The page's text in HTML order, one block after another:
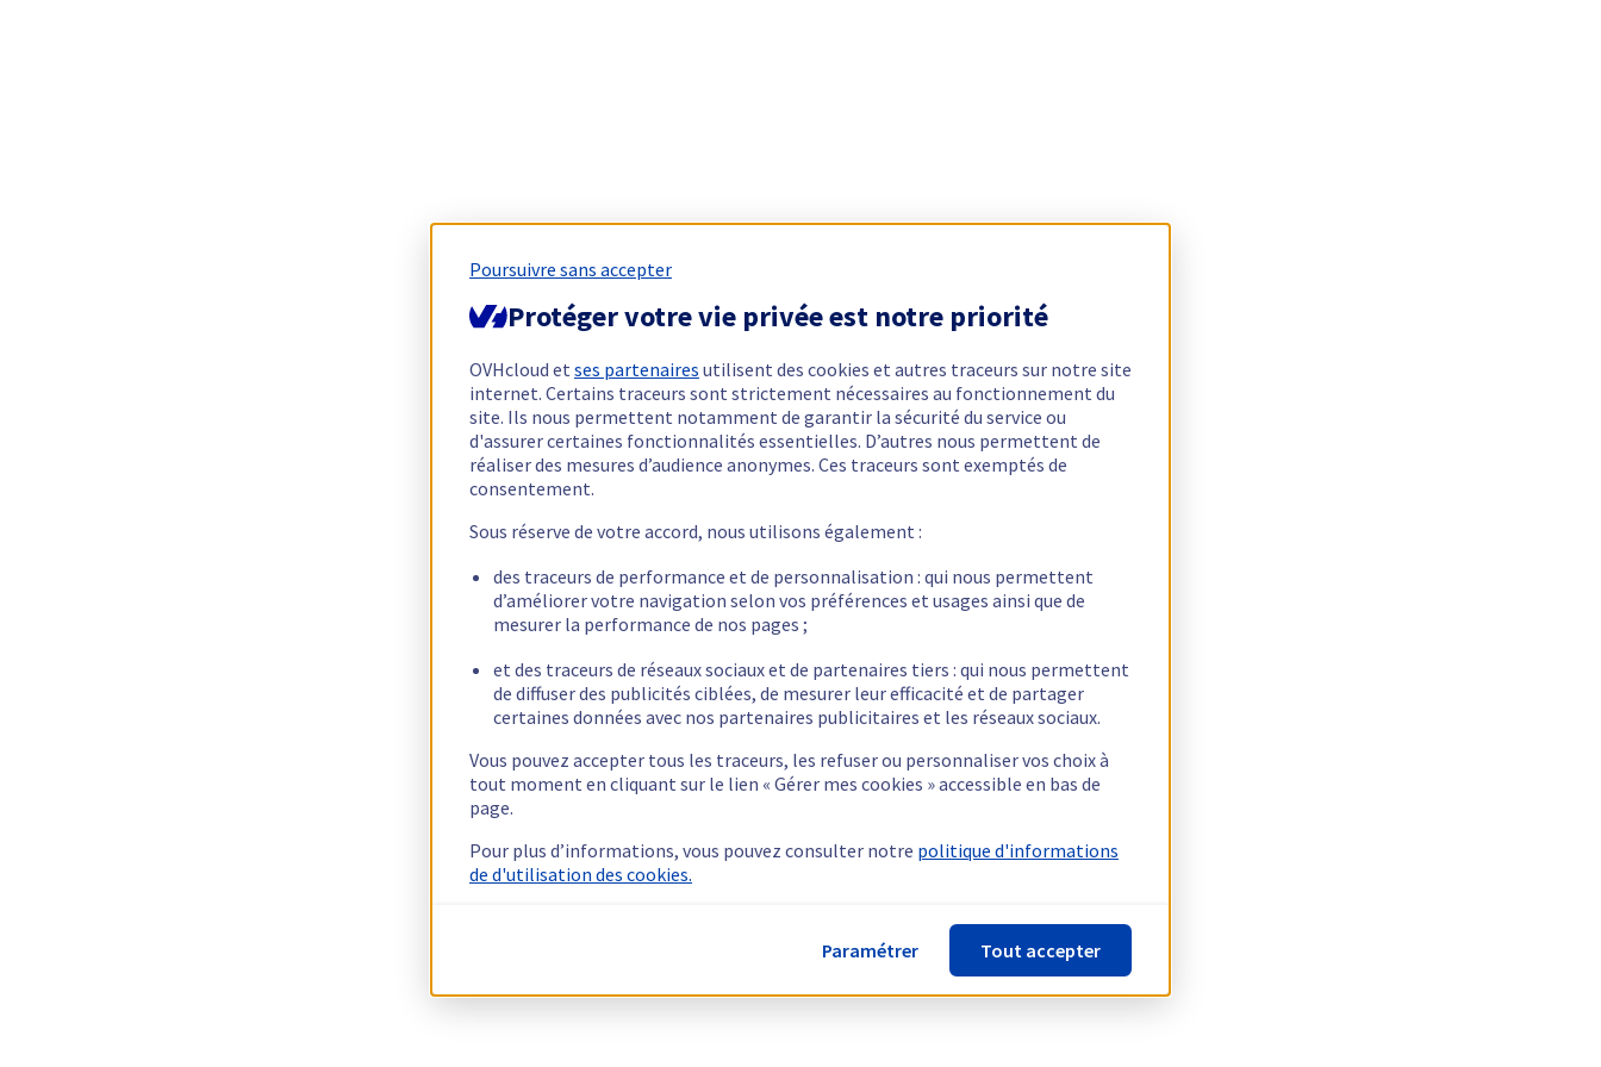
Poursuivre sans accepter
Protéger votre vie privée est notre priorité
OVHcloud et ses partenaires utilisent des cookies et autres traceurs sur notre site
internet. Certains traceurs sont strictement nécessaires au fonctionnement du
site. Ils nous permettent notamment de garantir la sécurité du service ou
d'assurer certaines fonctionnalités essentielles. D’autres nous permettent de
réaliser des mesures d’audience anonymes. Ces traceurs sont exemptés de
consentement.
Sous réserve de votre accord, nous utilisons également :
des traceurs de performance et de personnalisation : qui nous permettent
d’améliorer votre navigation selon vos préférences et usages ainsi que de
mesurer la performance de nos pages ;
et des traceurs de réseaux sociaux et de partenaires tiers : qui nous permettent
de diffuser des publicités ciblées, de mesurer leur efficacité et de partager
certaines données avec nos partenaires publicitaires et les réseaux sociaux.
Vous pouvez accepter tous les traceurs, les refuser ou personnaliser vos choix à
tout moment en cliquant sur le lien « Gérer mes cookies » accessible en bas de
page.
Pour plus d’informations, vous pouvez consulter notre politique d'informations
de d'utilisation des cookies.
Paramétrer Tout accepter